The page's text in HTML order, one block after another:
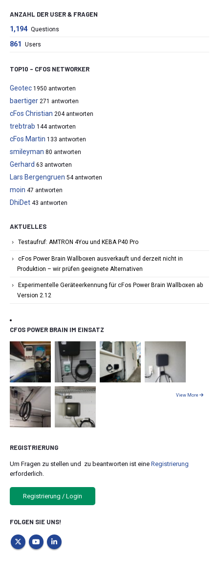
ANZAHL DER USER & FRAGEN
1,194 Questions
861 Users
TOP10 – CFOS NETWORKER
Geotec 1950 antworten
baertiger 271 antworten
cFos Christian 204 antworten
trebtrab 144 antworten
cFos Martin 133 antworten
smileyman 80 antworten
Gerhard 63 antworten
Lars Bergengruen 54 antworten
moin 47 antworten
DhiDet 43 antworten
AKTUELLES
Testaufruf: AMTRON 4You und KEBA P40 Pro
cFos Power Brain Wallboxen ausverkauft und derzeit nicht in
Produktion – wir prüfen geeignete Alternativen
Experimentelle Geräteerkennung für cFos Power Brain Wallboxen ab
Version 2.12
CFOS POWER BRAIN IM EINSATZ
View More
REGISTRIERUNG
Um Fragen zu stellen und zu beantworten ist eine Registrierung
erforderlich.
Registrierung / Login
FOLGEN SIE UNS!